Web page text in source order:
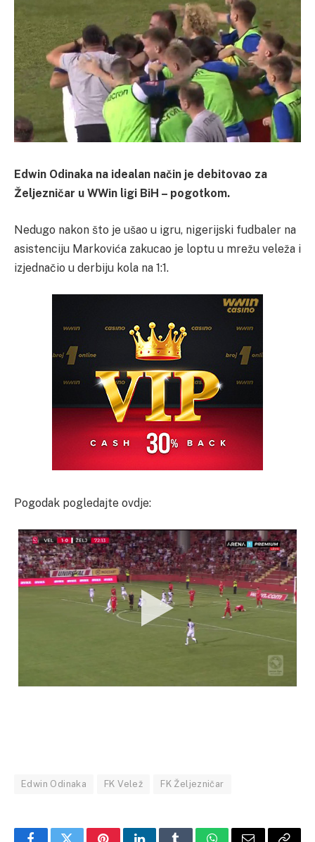
Edwin Odinaka na idealan način je debitovao za
Željezničar u WWin ligi BiH – pogotkom.
Nedugo nakon što je ušao u igru, nigerijski fudbaler na
asistenciju Markovića zakucao je loptu u mrežu veleža i
izjednačio u derbiju kola na 1:1.
Pogodak pogledajte ovdje:
Edwin Odinaka FK Velež FK Željezničar